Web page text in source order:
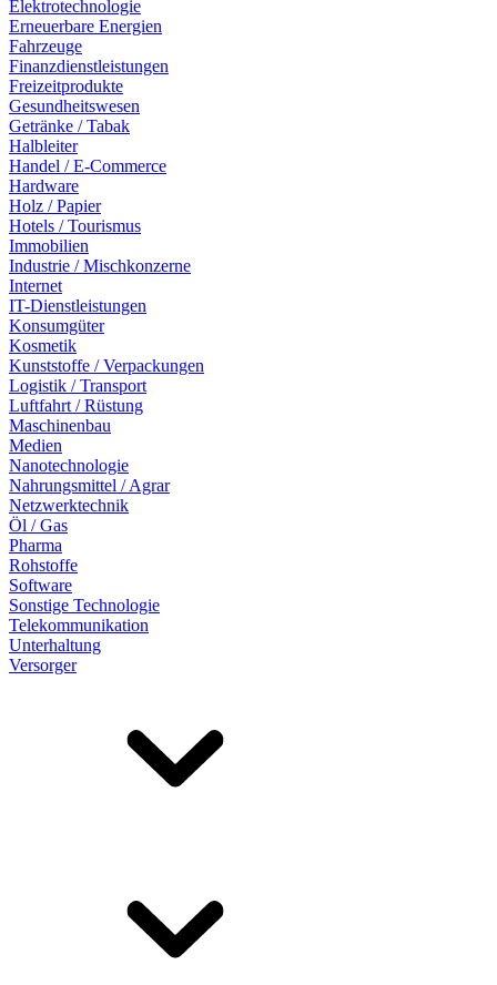
Elektrotechnologie
Erneuerbare Energien
Fahrzeuge
Finanzdienstleistungen
Freizeitprodukte
Gesundheitswesen
Getränke / Tabak
Halbleiter
Handel / E-Commerce
Hardware
Holz / Papier
Hotels / Tourismus
Immobilien
Industrie / Mischkonzerne
Internet
IT-Dienstleistungen
Konsumgüter
Kosmetik
Kunststoffe / Verpackungen
Logistik / Transport
Luftfahrt / Rüstung
Maschinenbau
Medien
Nanotechnologie
Nahrungsmittel / Agrar
Netzwerktechnik
Öl / Gas
Pharma
Rohstoffe
Software
Sonstige Technologie
Telekommunikation
Unterhaltung
Versorger